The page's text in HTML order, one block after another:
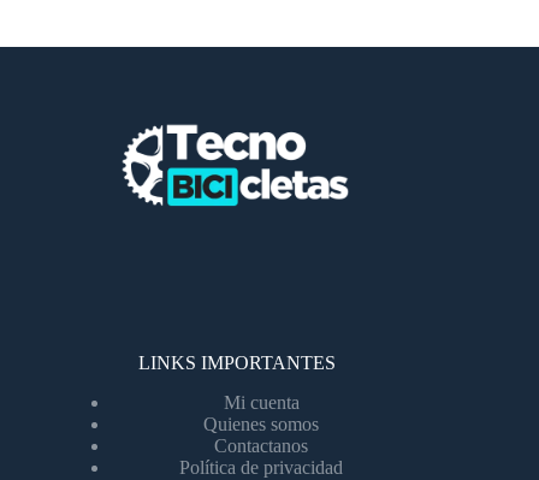
LINKS IMPORTANTES
Mi cuenta
Quienes somos
Contactanos
Política de privacidad